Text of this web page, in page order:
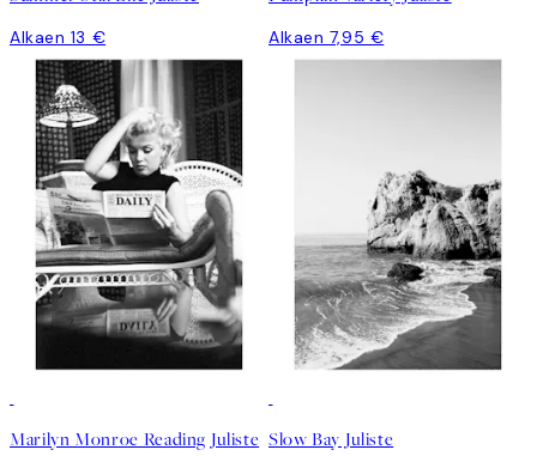
Alkaen 13 € Alkaen 7,95 €
Marilyn Monroe Reading Juliste Slow Bay Juliste